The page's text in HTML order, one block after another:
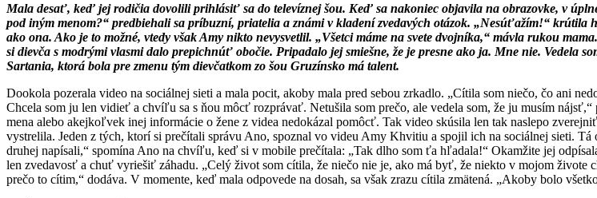
Mala desať, keď jej rodičia dovolili prihlásiť sa do televíznej šou. Keď sa nakoniec objavila na obrazovke, v
pod iným menom?“ predbiehali sa príbuzní, priatelia a známi v kladení zvedavých otázok. „Nesúťažím!“ krútila
ako ona. Ako je to možné, vtedy však Amy nikto nevysvetlil. „Všetci máme na svete dvojníka,“ mávla rukou
si dievča s modrými vlasmi dalo prepichnúť obočie. Pripadalo jej smiešne, že je presne ako ja. Mne nie.
Sartania, ktorá bola pre zmenu tým dievčatkom zo šou Gruzínsko má talent.
Dookola pozerala video na sociálnej sieti a mala pocit, akoby mala pred sebou zrkadlo. „Cítila som niečo, čo ani
Chcela som ju len vidieť a chvíľu sa s ňou môcť rozprávať. Netušila som prečo, ale vedela som, že ju musím
mena alebo akejkoľvek inej informácie o žene z videa nedokázal pomôcť. Tak video skúsila len tak naslepo
vystrelila. Jeden z tých, ktorí si prečítali správu Ano, spoznal vo videu Amy Khvitiu a spojil ich na sociálnej sieti.
druhej napísali,“ spomína Ano na chvíľu, keď si v mobile prečítala: „Tak dlho som ťa hľadala!“ Okamžite jej
len zvedavosť a chuť vyriešiť záhadu. „Celý život som cítila, že niečo nie je, ako má byť, že niekto v mojom živote
prečo to cítim,“ dodáva. V momente, keď mala odpovede na dosah, sa však zrazu cítila zmätená. „Akoby bolo